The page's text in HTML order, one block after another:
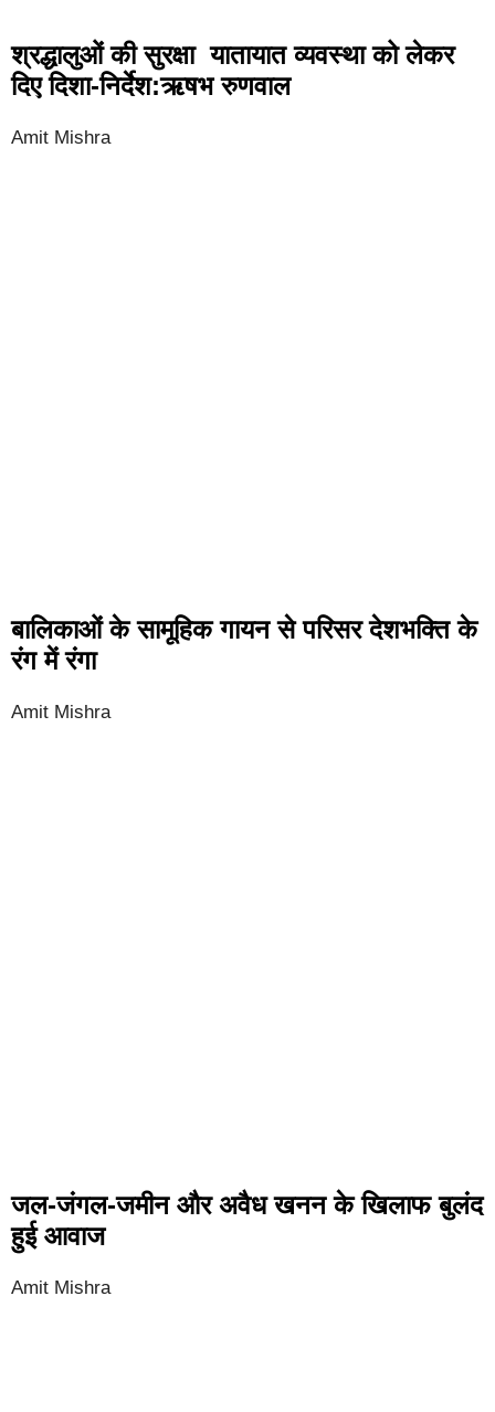
श्रद्धालुओं की सुरक्षा यातायात व्यवस्था को लेकर
दिए दिशा-निर्देश:ऋषभ रुणवाल
Amit Mishra
बालिकाओं के सामूहिक गायन से परिसर देशभक्ति के
रंग में रंगा
Amit Mishra
जल-जंगल-जमीन और अवैध खनन के खिलाफ बुलंद
हुई आवाज
Amit Mishra